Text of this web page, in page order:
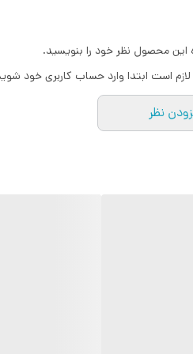
این محصول نظر خود را بنویسید.
لازم است ابتدا وارد حساب کاربری خود
نظر